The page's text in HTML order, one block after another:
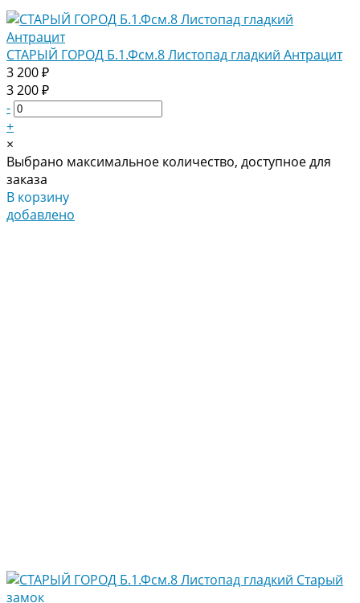
СТАРЫЙ ГОРОД Б.1.Фсм.8 Листопад гладкий Антрацит
3 200 ₽
3 200 ₽
-
+
×
Выбрано максимальное количество, доступное для
заказа
В корзину
добавлено